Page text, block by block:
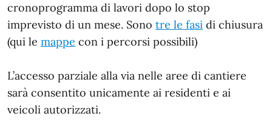
cronoprogramma di lavori dopo lo stop
imprevisto di un mese. Sono tre le fasi di chiusura
(qui le mappe con i percorsi possibili)
L’accesso parziale alla via nelle aree di cantiere
sarà consentito unicamente ai residenti e ai
veicoli autorizzati.